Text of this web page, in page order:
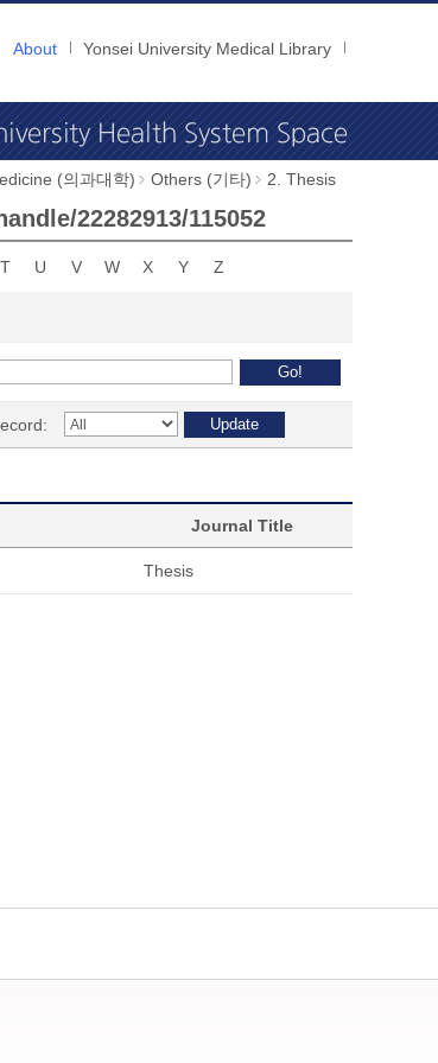
About Yonsei University Medical Library
(의과대학) Others (기타) 2. Thesis
22282913/115052
T U V W X Y Z
Journal Title
Thesis